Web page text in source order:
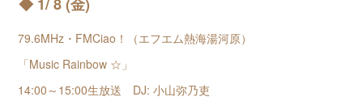
79.6MHz・FMCiao！（エフエム熱海湯河原）
「Music Rainbow ☆」
14:00～15:00生放送 DJ: 小山弥乃吏